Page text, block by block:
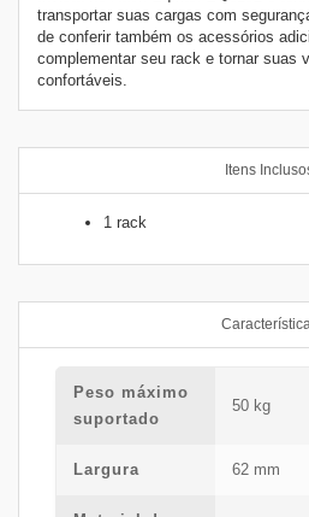
transportar suas cargas com
de conferir também os acessórios
complementar seu rack e tornar suas
confortáveis.
Itens
1 rack
Peso máximo
suportado
50 kg
Largura 62 mm